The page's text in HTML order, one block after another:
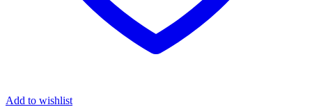
Add to wishlist